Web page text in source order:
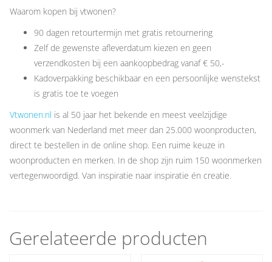
Waarom kopen bij vtwonen?
90 dagen retourtermijn met gratis retournering
Zelf de gewenste afleverdatum kiezen en geen
verzendkosten bij een aankoopbedrag vanaf € 50,-
Kadoverpakking beschikbaar en een persoonlijke wenstekst
is gratis toe te voegen
Vtwonen.nl is al 50 jaar het bekende en meest veelzijdige
woonmerk van Nederland met meer dan 25.000 woonproducten,
direct te bestellen in de online shop. Een ruime keuze in
woonproducten en merken. In de shop zijn ruim 150 woonmerken
vertegenwoordigd. Van inspiratie naar inspiratie én creatie.
Gerelateerde producten